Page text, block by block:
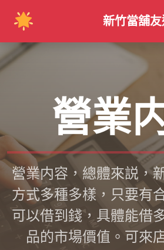
新竹當舖
營業
營業内容，總體來説，
方式多種多樣，只要有
可以借到錢，具體能借
品的市場價值。可來